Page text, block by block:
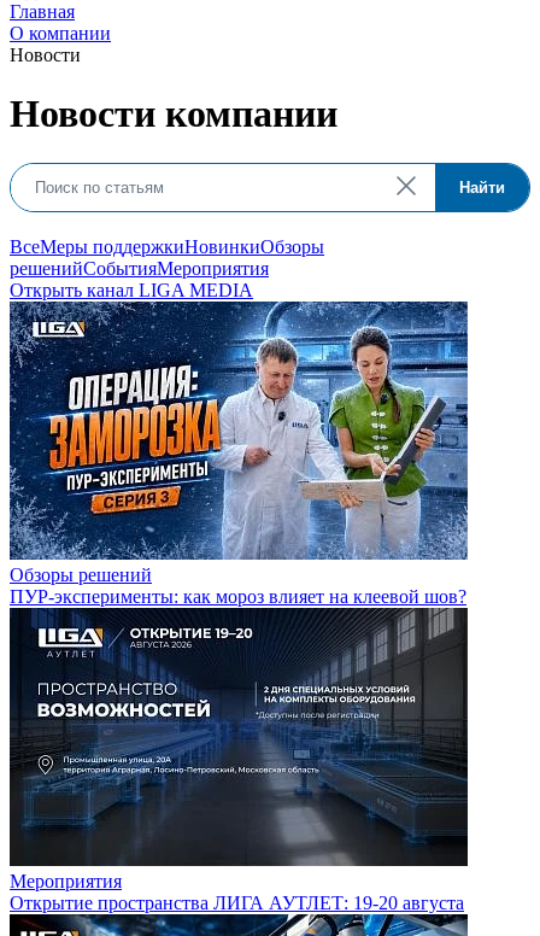
Главная
О компании
Новости
Новости компании
Найти
ВсеМеры поддержкиНовинкиОбзоры
решенийСобытияМероприятия
Открыть канал LIGA MEDIA
Обзоры решений
ПУР-эксперименты: как мороз влияет на клеевой шов?
Мероприятия
Открытие пространства ЛИГА АУТЛЕТ: 19-20 августа